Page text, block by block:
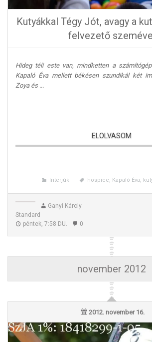
Kutyákkal Tégy Jót, avagy a kutyás terápia a
Kutyákkal Tégy Jót, avagy a
felvezető
Hideg téli este van, mindketten a
Kapaló Éva mellett békésen szundikál két
Zoya és ...
ELOLVASOM
hospice, Kapaló Éva,
Interjúk
Ganyi Károly
Standard
péntek, 7:58 DU.
0
november 2012
2012. november 16.